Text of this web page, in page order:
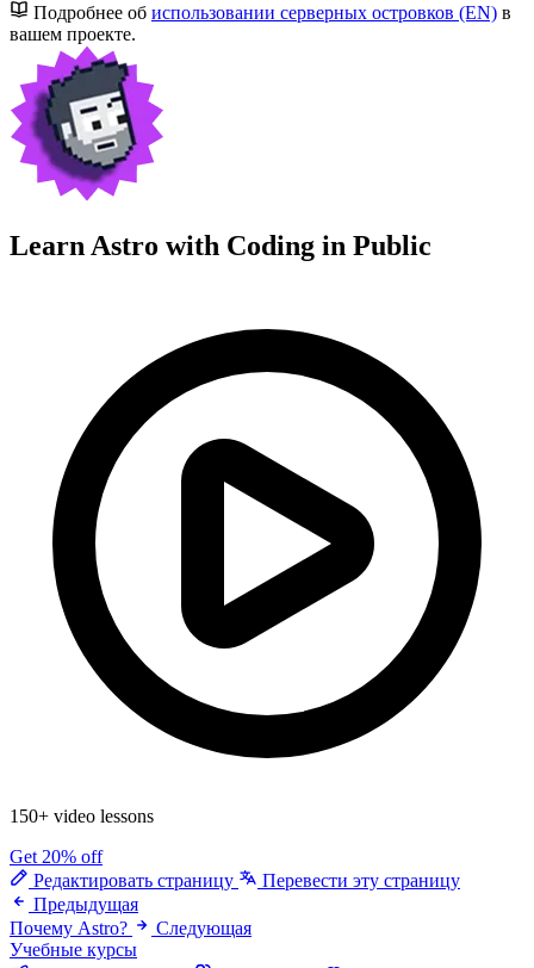
Подробнее об использовании серверных островков (EN) в
вашем проекте.
Learn Astro with Coding in Public
150+ video lessons
Get 20% off
Редактировать страницу
Перевести эту страницу
Предыдущая
Почему Astro?
Следующая
Учебные курсы